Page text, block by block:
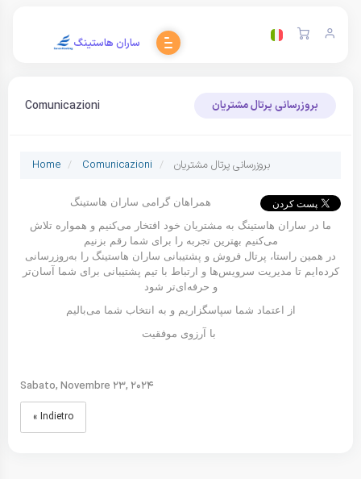
ساران هاستینگ
Comunicazioni بروزرسانی پرتال مشتریان
Home Comunicazioni بروزرسانی پرتال مشتریان
همراهان گرامی ساران هاستینگ
ما در ساران هاستینگ به مشتریان خود افتخار می‌کنیم و همواره تلاش
می‌کنیم بهترین تجربه را برای شما رقم بزنیم
در همین راستا، پرتال فروش و پشتیبانی ساران هاستینگ را به‌روزرسانی
کرده‌ایم تا مدیریت سرویس‌ها و ارتباط با تیم پشتیبانی برای شما آسان‌تر
و حرفه‌ای‌تر شود
از اعتماد شما سپاسگزاریم و به انتخاب شما می‌بالیم
Sabato, Novembre 23, 2024
« Indietro